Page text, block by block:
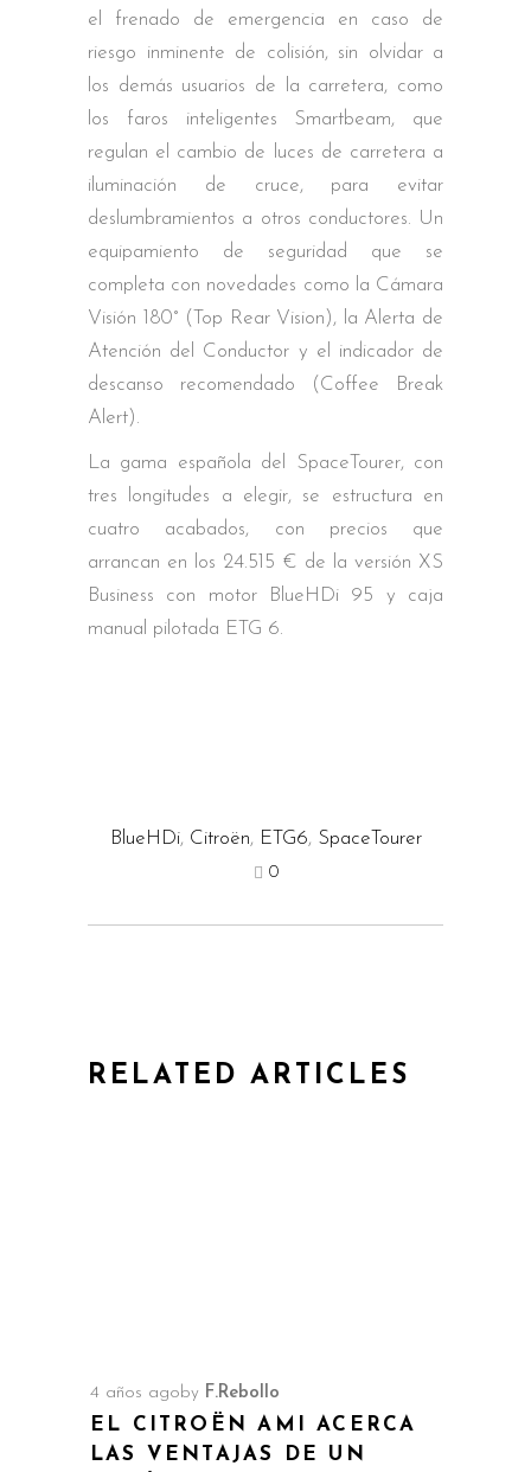
el frenado de emergencia en caso de
riesgo inminente de colisión, sin olvidar a
los demás usuarios de la carretera, como
los faros inteligentes Smartbeam, que
regulan el cambio de luces de carretera a
iluminación de cruce, para evitar
deslumbramientos a otros conductores. Un
equipamiento de seguridad que se
completa con novedades como la Cámara
Visión 180° (Top Rear Vision), la Alerta de
Atención del Conductor y el indicador de
descanso recomendado (Coffee Break
Alert).
La gama española del SpaceTourer, con
tres longitudes a elegir, se estructura en
cuatro acabados, con precios que
arrancan en los 24.515 € de la versión XS
Business con motor BlueHDi 95 y caja
manual pilotada ETG 6.
BlueHDi, Citroën, ETG6, SpaceTourer
0
RELATED ARTICLES
4 años ago by F.Rebollo
EL CITROËN AMI ACERCA
LAS VENTAJAS DE UN